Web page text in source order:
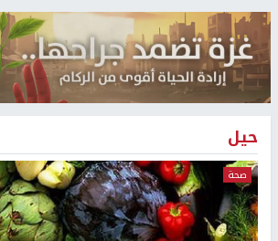
حيل
صحة